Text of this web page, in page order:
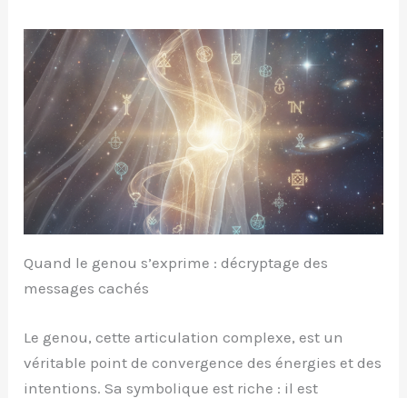
Quand le genou s’exprime : décryptage des
messages cachés
Le genou, cette articulation complexe, est un
véritable point de convergence des énergies et des
intentions. Sa symbolique est riche : il est